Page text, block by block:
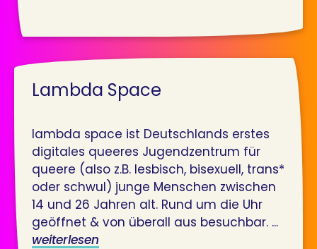
Lambda Space
lambda space ist Deutschlands erstes
digitales queeres Jugendzentrum für
queere (also z.B. lesbisch, bisexuell, trans*
oder schwul) junge Menschen zwischen
14 und 26 Jahren alt. Rund um die Uhr
geöffnet & von überall aus besuchbar. ...
weiterlesen